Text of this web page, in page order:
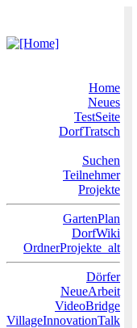
Home
Neues
TestSeite
DorfTratsch
Suchen
Teilnehmer
Projekte
GartenPlan
DorfWiki
OrdnerProjekte_alt
Dörfer
NeueArbeit
VideoBridge
VillageInnovationTalk